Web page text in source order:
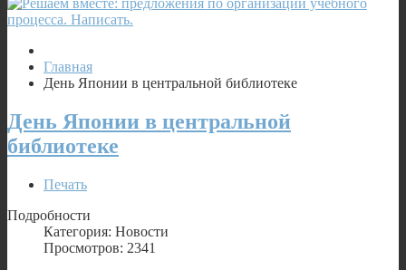
Главная
День Японии в центральной библиотеке
День Японии в центральной
библиотеке
Печать
Подробности
Категория: Новости
Просмотров: 2341